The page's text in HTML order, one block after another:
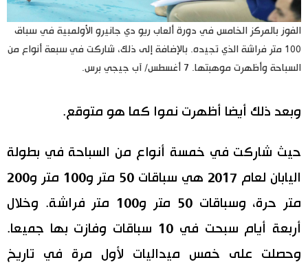
الفوز بالمركز الخامس في دورة ألعاب ريو دي جانيرو الأولمبية في سباق
100 متر فراشة الذي تجيده. بالإضافة إلى ذلك، شاركت في سبعة أنواع من
السباحة وأظهرت موهبتها. 7 أغسطس/ آب جيجي برس.
وبعد ذلك أيضا أظهرت نموا كما هو متوقع.
حيث شاركت في خمسة أنواع من السباحة في بطولة
اليابان لعام 2017 هي سباقات 50 متر و100 متر و200
متر حرة، وسباقات 50 متر و100 متر فراشة. وخلال
أربعة أيام سبحت في 10 سباقات وفازت بها جميعا.
وحصلت على خمس ميداليات لأول مرة في تاريخ